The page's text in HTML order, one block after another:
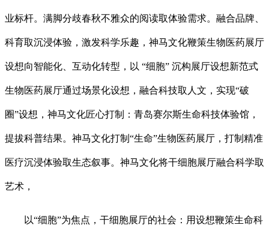
业标杆。满脚分歧春秋不雅众的阅读取体验需求。融合品牌、
科育取沉浸体验，激发科学乐趣，神马文化鞭策生物医药展厅
设想向智能化、互动化转型，以 “细胞” 沉构展厅设想新范式
生物医药展厅通过场景化设想，融合科技取人文，实现“破
圈”设想，神马文化匠心打制：青岛赛尔斯生命科技体验馆，
提拔科普结果。神马文化打制“生命”生物医药展厅，打制精准
医疗沉浸体验取生态叙事。神马文化将干细胞展厅融合科学取
艺术，
以“细胞”为焦点，干细胞展厅的社会：用设想鞭策生命科